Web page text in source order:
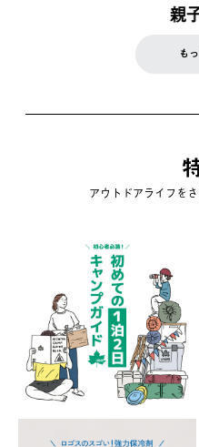
親子
も
アウトドアライフを